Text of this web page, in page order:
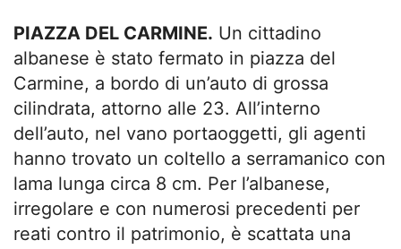
PIAZZA DEL CARMINE. Un cittadino
albanese è stato fermato in piazza del
Carmine, a bordo di un’auto di grossa
cilindrata, attorno alle 23. All’interno
dell’auto, nel vano portaoggetti, gli agenti
hanno trovato un coltello a serramanico con
lama lunga circa 8 cm. Per l’albanese,
irregolare e con numerosi precedenti per
reati contro il patrimonio, è scattata una